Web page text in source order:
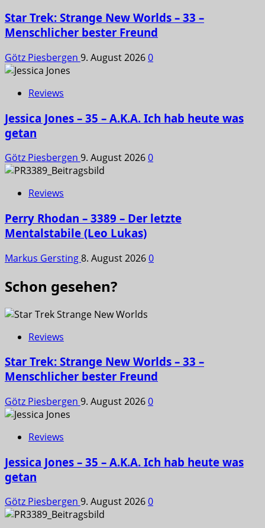
Star Trek: Strange New Worlds – 33 –
Menschlicher bester Freund
Götz Piesbergen 9. August 20260
Reviews
Jessica Jones – 35 – A.K.A. Ich hab heute was
getan
Götz Piesbergen 9. August 20260
Reviews
Perry Rhodan – 3389 – Der letzte
Mentalstabile (Leo Lukas)
Markus Gersting8. August 20260
Schon gesehen?
Reviews
Star Trek: Strange New Worlds – 33 –
Menschlicher bester Freund
Götz Piesbergen 9. August 20260
Reviews
Jessica Jones – 35 – A.K.A. Ich hab heute was
getan
Götz Piesbergen 9. August 20260